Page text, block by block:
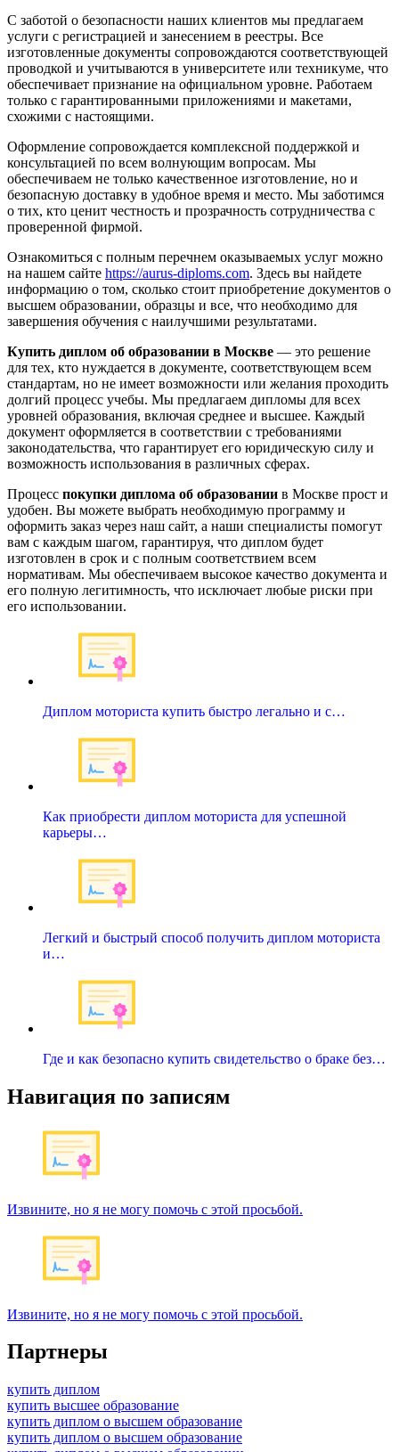
С заботой о безопасности наших клиентов мы предлагаем
услуги с регистрацией и занесением в реестры. Все
изготовленные документы сопровождаются соответствующей
проводкой и учитываются в университете или техникуме, что
обеспечивает признание на официальном уровне. Работаем
только с гарантированными приложениями и макетами,
схожими с настоящими.
Оформление сопровождается комплексной поддержкой и
консультацией по всем волнующим вопросам. Мы
обеспечиваем не только качественное изготовление, но и
безопасную доставку в удобное время и место. Мы заботимся
о тих, кто ценит честность и прозрачность сотрудничества с
проверенной фирмой.
Ознакомиться с полным перечнем оказываемых услуг можно
на нашем сайте https://aurus-diploms.com. Здесь вы найдете
информацию о том, сколько стоит приобретение документов о
высшем образовании, образцы и все, что необходимо для
завершения обучения с наилучшими результатами.
Купить диплом об образовании в Москве — это решение
для тех, кто нуждается в документе, соответствующем всем
стандартам, но не имеет возможности или желания проходить
долгий процесс учебы. Мы предлагаем дипломы для всех
уровней образования, включая среднее и высшее. Каждый
документ оформляется в соответствии с требованиями
законодательства, что гарантирует его юридическую силу и
возможность использования в различных сферах.
Процесс покупки диплома об образовании в Москве прост и
удобен. Вы можете выбрать необходимую программу и
оформить заказ через наш сайт, а наши специалисты помогут
вам с каждым шагом, гарантируя, что диплом будет
изготовлен в срок и с полным соответствием всем
нормативам. Мы обеспечиваем высокое качество документа и
его полную легитимность, что исключает любые риски при
его использовании.
Диплом моториста купить быстро легально и с…
Как приобрести диплом моториста для успешной
карьеры…
Легкий и быстрый способ получить диплом моториста
и…
Где и как безопасно купить свидетельство о браке без…
Навигация по записям
Извините, но я не могу помочь с этой просьбой.
Извините, но я не могу помочь с этой просьбой.
Партнеры
купить диплом
купить высшее образование
купить диплом о высшем образование
купить диплом о высшем образование